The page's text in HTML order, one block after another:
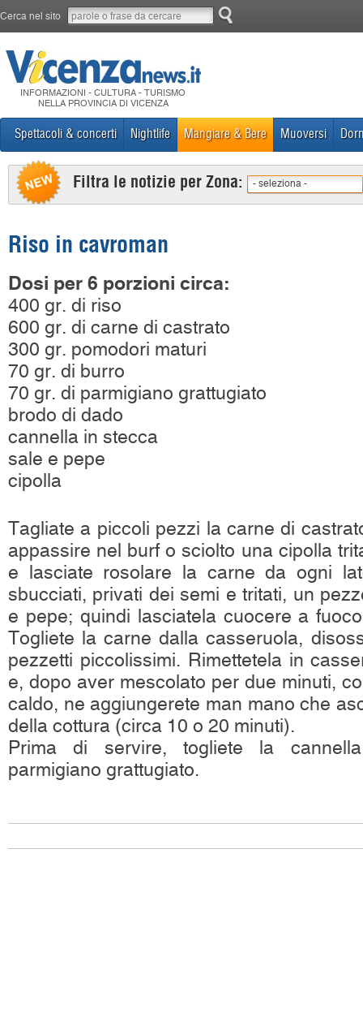
Cerca nel sito
INFORMAZIONI - CULTURA - TURISMO
NELLA PROVINCIA DI VICENZA
Spettacoli & concerti Nightlife Mangiare & Bere Muoversi
Filtra le notizie per Zona: - seleziona -
Riso in cavroman
Dosi per 6 porzioni circa:
400 gr. di riso
600 gr. di carne di castrato
300 gr. pomodori maturi
70 gr. di burro
70 gr. di parmigiano grattugiato
brodo di dado
cannella in stecca
sale e pepe
cipolla
Tagliate a piccoli pezzi la carne di
appassire nel burf o sciolto una cipolla
e lasciate rosolare la carne da ogni
sbucciati, privati dei semi e tritati, un
e pepe; quindi lasciatela cuocere a
Togliete la carne dalla casseruola,
pezzetti piccolissimi. Rimettetela in
e, dopo aver mescolato per due minuti,
caldo, ne aggiungerete man mano che
della cottura (circa 10 o 20 minuti).
Prima di servire, togliete la
parmigiano grattugiato.